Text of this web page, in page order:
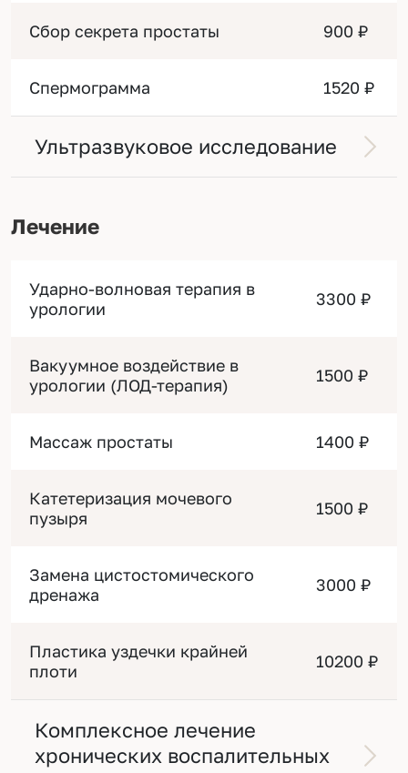
Сбор секрета простаты 900 ₽
Спермограмма 1520 ₽
Ультразвуковое исследование
Лечение
Ударно-волновая терапия в
урологии
3300 ₽
Вакуумное воздействие в
урологии (ЛОД-терапия)
1500 ₽
Массаж простаты 1400 ₽
Катетеризация мочевого
пузыря
1500 ₽
Замена цистостомического
дренажа
3000 ₽
Пластика уздечки крайней
плоти
10200 ₽
Комплексное лечение
хронических воспалительных